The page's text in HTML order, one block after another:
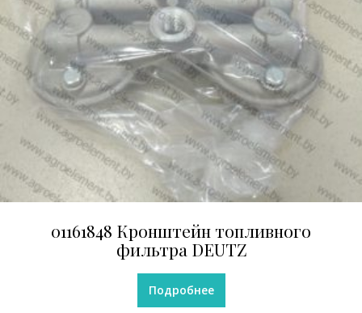
01161848 Кронштейн топливного
фильтра DEUTZ
Подробнее